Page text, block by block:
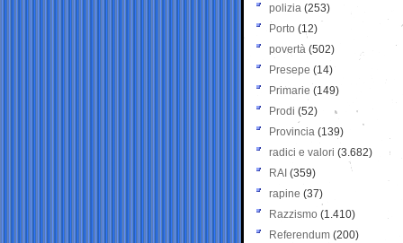
polizia (253)
Porto (12)
povertà (502)
Presepe (14)
Primarie (149)
Prodi (52)
Provincia (139)
radici e valori (3.682)
RAI (359)
rapine (37)
Razzismo (1.410)
Referendum (200)